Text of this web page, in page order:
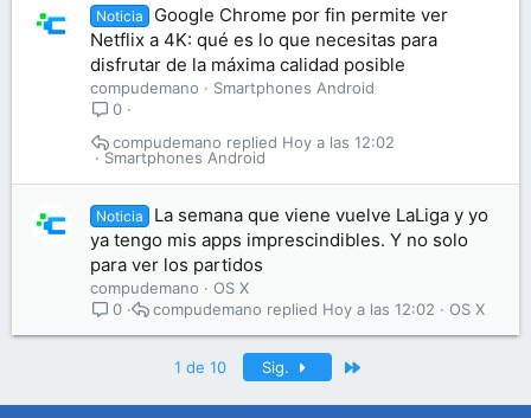
Noticia
Google Chrome por fin permite ver
Netflix a 4K: qué es lo que necesitas para
disfrutar de la máxima calidad posible
compudemano
Smartphones Android
0
Smartphones Android
Hoy a las 12:02
compudemano
Noticia
La semana que viene vuelve LaLiga y yo
ya tengo mis apps imprescindibles. Y no solo
para ver los partidos
compudemano
OS X
0
OS X
Hoy a las 12:02
compudemano
1 de 10 Sig.